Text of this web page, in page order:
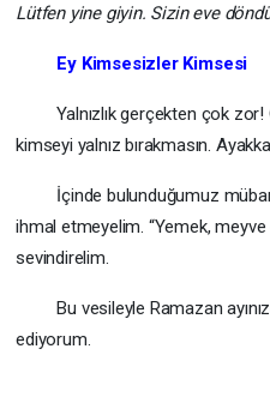
Lütfen yine giyin. Sizin eve
Ey Kimsesizler Kimsesi
Yalnızlık gerçekten çok zor!
kimseyi yalnız bırakmasın.
İçinde bulunduğumuz
ihmal etmeyelim. “Yemek, meyve
sevindirelim.
Bu vesileyle Ramazan ayınızı
ediyorum.